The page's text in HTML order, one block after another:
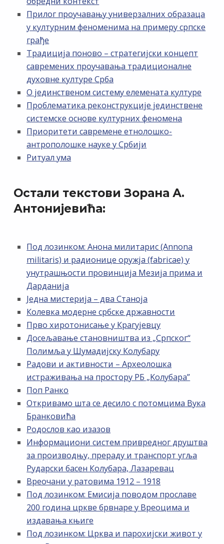
Прилог проучавању универзалних образаца
у културним феноменима на примеру српске
грађе
Традиција поново – стратегијски концепт
савремених проучавања традиционалне
духовне културе Срба
О јединственом систему елемената културе
Проблематика реконструкције јединствене
системске основе културних феномена
Приоритети савремене етнолошко-
антрополошке науке у Србији
Ритуал ума
Остали текстови Зорана А.
Антонијевића:
Под лозинком: Анона милитарис (Annona
militaris) и радионице оружја (fabricae) у
унутрашњости провинција Мезија прима и
Дарданија
Једна мистерија – два Станоја
Колевка модерне србске државности
Прво хиротонисање у Крагујевцу
Досељавање становништва из „Српског“
Полимља у Шумадијску Колубару
Радови и активности – Археолошка
истраживања на простору РБ „Kолубара”
Поп Ранко
Откривамо шта се десило с потомцима Вука
Бранковића
Родослов као изазов
Информациони систем привредног друштва
за производњу, прераду и транспорт угља
Рударски басен Колубара, Лазаревац
Вреочани у ратовима 1912 – 1918
Под лозинком: Емисија поводом прославе
200 година цркве брвнаре у Вреоцима и
издавања књиге
Под лозинком: Црква и парохијски живот у